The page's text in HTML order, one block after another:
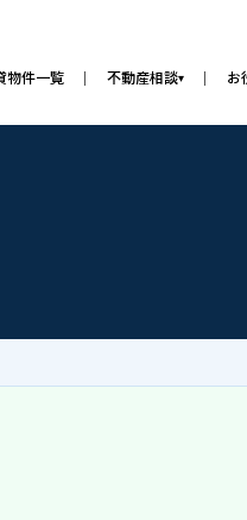
物件一覧 不動産相談▾ お